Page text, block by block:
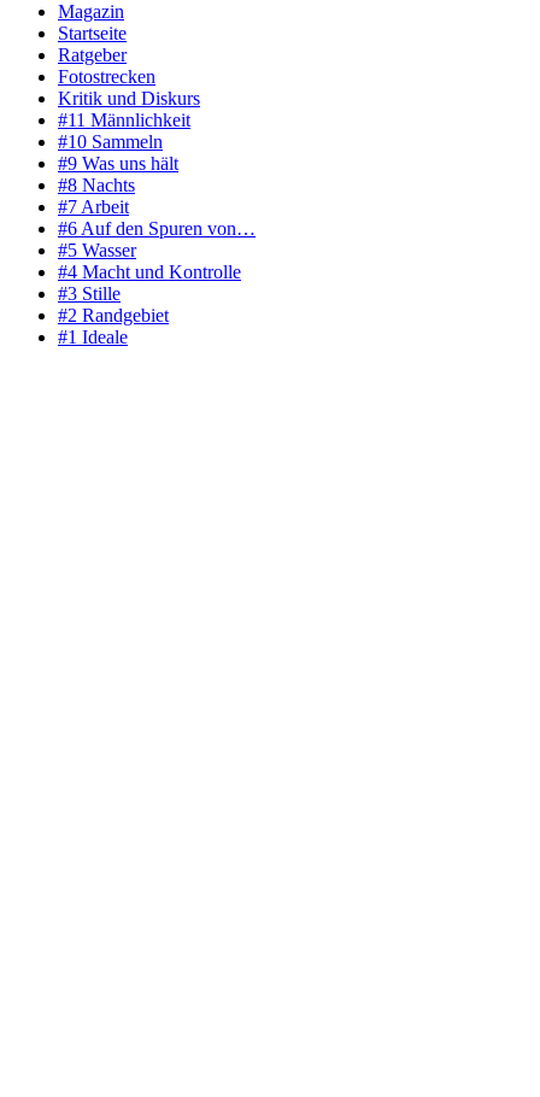
Magazin
Startseite
Ratgeber
Fotostrecken
Kritik und Diskurs
#11 Männlichkeit
#10 Sammeln
#9 Was uns hält
#8 Nachts
#7 Arbeit
#6 Auf den Spuren von…
#5 Wasser
#4 Macht und Kontrolle
#3 Stille
#2 Randgebiet
#1 Ideale